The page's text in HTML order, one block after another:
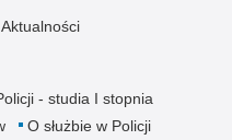
Aktualności
- studia I stopnia
O służbie w Policji